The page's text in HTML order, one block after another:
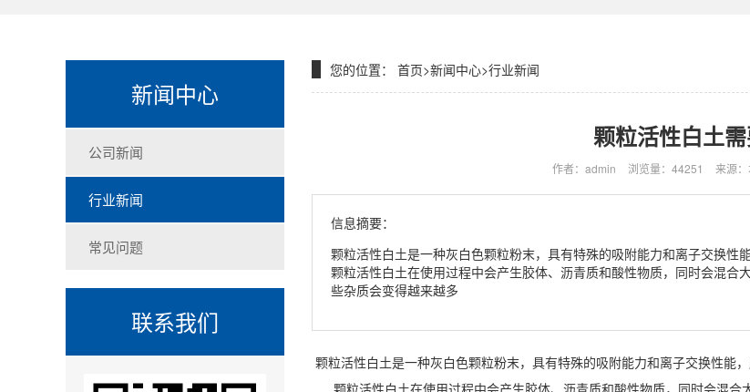
新闻中心
公司新闻
行业新闻
常见问题
联系我们
您的位置： 首页>新闻中心>行业新闻
颗粒活性白土
作者：admin 浏览量：44251 来源
信息摘要：
颗粒活性白土是一种灰白色颗粒粉末，具有特殊的吸附能力和离子交换性
颗粒活性白土在使用过程中会产生胶体、沥青质和酸性物质，同时会混
些杂质会变得越来越多
颗粒活性白土是一种灰白色颗粒粉末，具有特殊的吸附能力和离子交换性能